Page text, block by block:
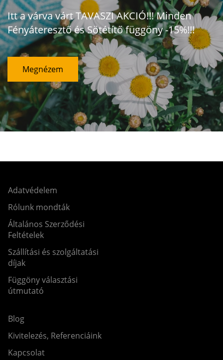
Itt a várva várt TAVASZI AKCIÓ!!! Minden
Fényáteresztő és Sötétítő függöny -15%!!!
Megnézem
Adatvédelem
Rólunk mondták
Általános Szerződési
Feltételek
Szállítási és szolgáltatási
díjak
Függöny választási
útmutató
Blog
Kivitelezés, Referenciáink
Kapcsolat